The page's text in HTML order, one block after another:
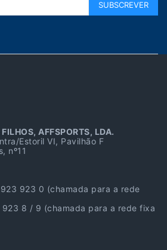
AFFSPORTS, LDA.
Estoril VI, Pavilhão F
nº11
923 0 (chamada para a rede
923 8 / 9 (chamada para a rede fixa